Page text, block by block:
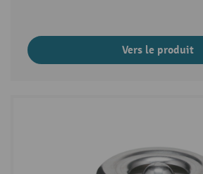
Vers le produit